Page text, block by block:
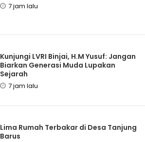
7 jam lalu
Kunjungi LVRI Binjai, H.M Yusuf: Jangan
Biarkan Generasi Muda Lupakan
Sejarah
7 jam lalu
Lima Rumah Terbakar di Desa Tanjung
Barus